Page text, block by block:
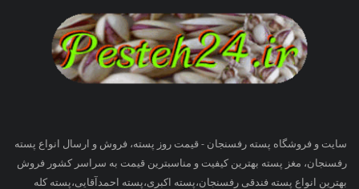
سایت و فروشگاه پسته رفسنجان - قیمت روز پسته، فروش و ارسال انواع پسته
رفسنجان، مغز پسته بهترین کیفیت و مناسبترین قیمت به سراسر کشور فروش
بهترین انواع پسته فندقی رفسنجان،پسته اکبری،پسته احمدآقایی،پسته کله